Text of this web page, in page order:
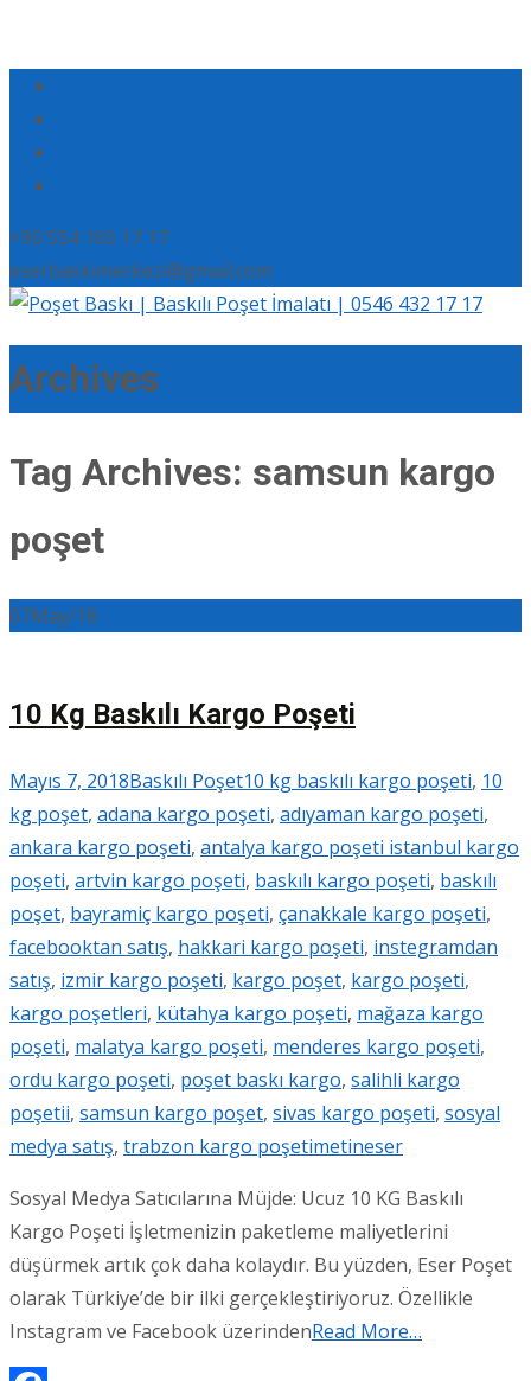
+90 554 165 17 17
eserbaskimerkezi@gmail.com
Archives
Tag Archives: samsun kargo
poşet
07May/18
10 Kg Baskılı Kargo Poşeti
Mayıs 7, 2018Baskılı Poşet10 kg baskılı kargo poşeti, 10
kg poşet, adana kargo poşeti, adıyaman kargo poşeti,
ankara kargo poşeti, antalya kargo poşeti istanbul kargo
poşeti, artvin kargo poşeti, baskılı kargo poşeti, baskılı
poşet, bayramiç kargo poşeti, çanakkale kargo poşeti,
facebooktan satış, hakkari kargo poşeti, instegramdan
satış, izmir kargo poşeti, kargo poşet, kargo poşeti,
kargo poşetleri, kütahya kargo poşeti, mağaza kargo
poşeti, malatya kargo poşeti, menderes kargo poşeti,
ordu kargo poşeti, poşet baskı kargo, salihli kargo
poşetii, samsun kargo poşet, sivas kargo poşeti, sosyal
medya satış, trabzon kargo poşetimetineser
Sosyal Medya Satıcılarına Müjde: Ucuz 10 KG Baskılı
Kargo Poşeti İşletmenizin paketleme maliyetlerini
düşürmek artık çok daha kolaydır. Bu yüzden, Eser Poşet
olarak Türkiye’de bir ilki gerçekleştiriyoruz. Özellikle
Instagram ve Facebook üzerindenRead More…